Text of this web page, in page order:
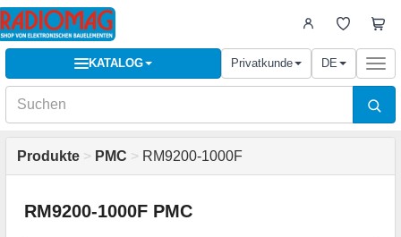
KATALOG Privatkunde DE
Produkte > PMC > RM9200-1000F
RM9200-1000F PMC